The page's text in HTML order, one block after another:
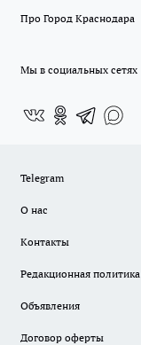
Про Город Краснодара
Мы в социальных сетях
Telegram
О нас
Контакты
Редакционная политика
Объявления
Договор оферты